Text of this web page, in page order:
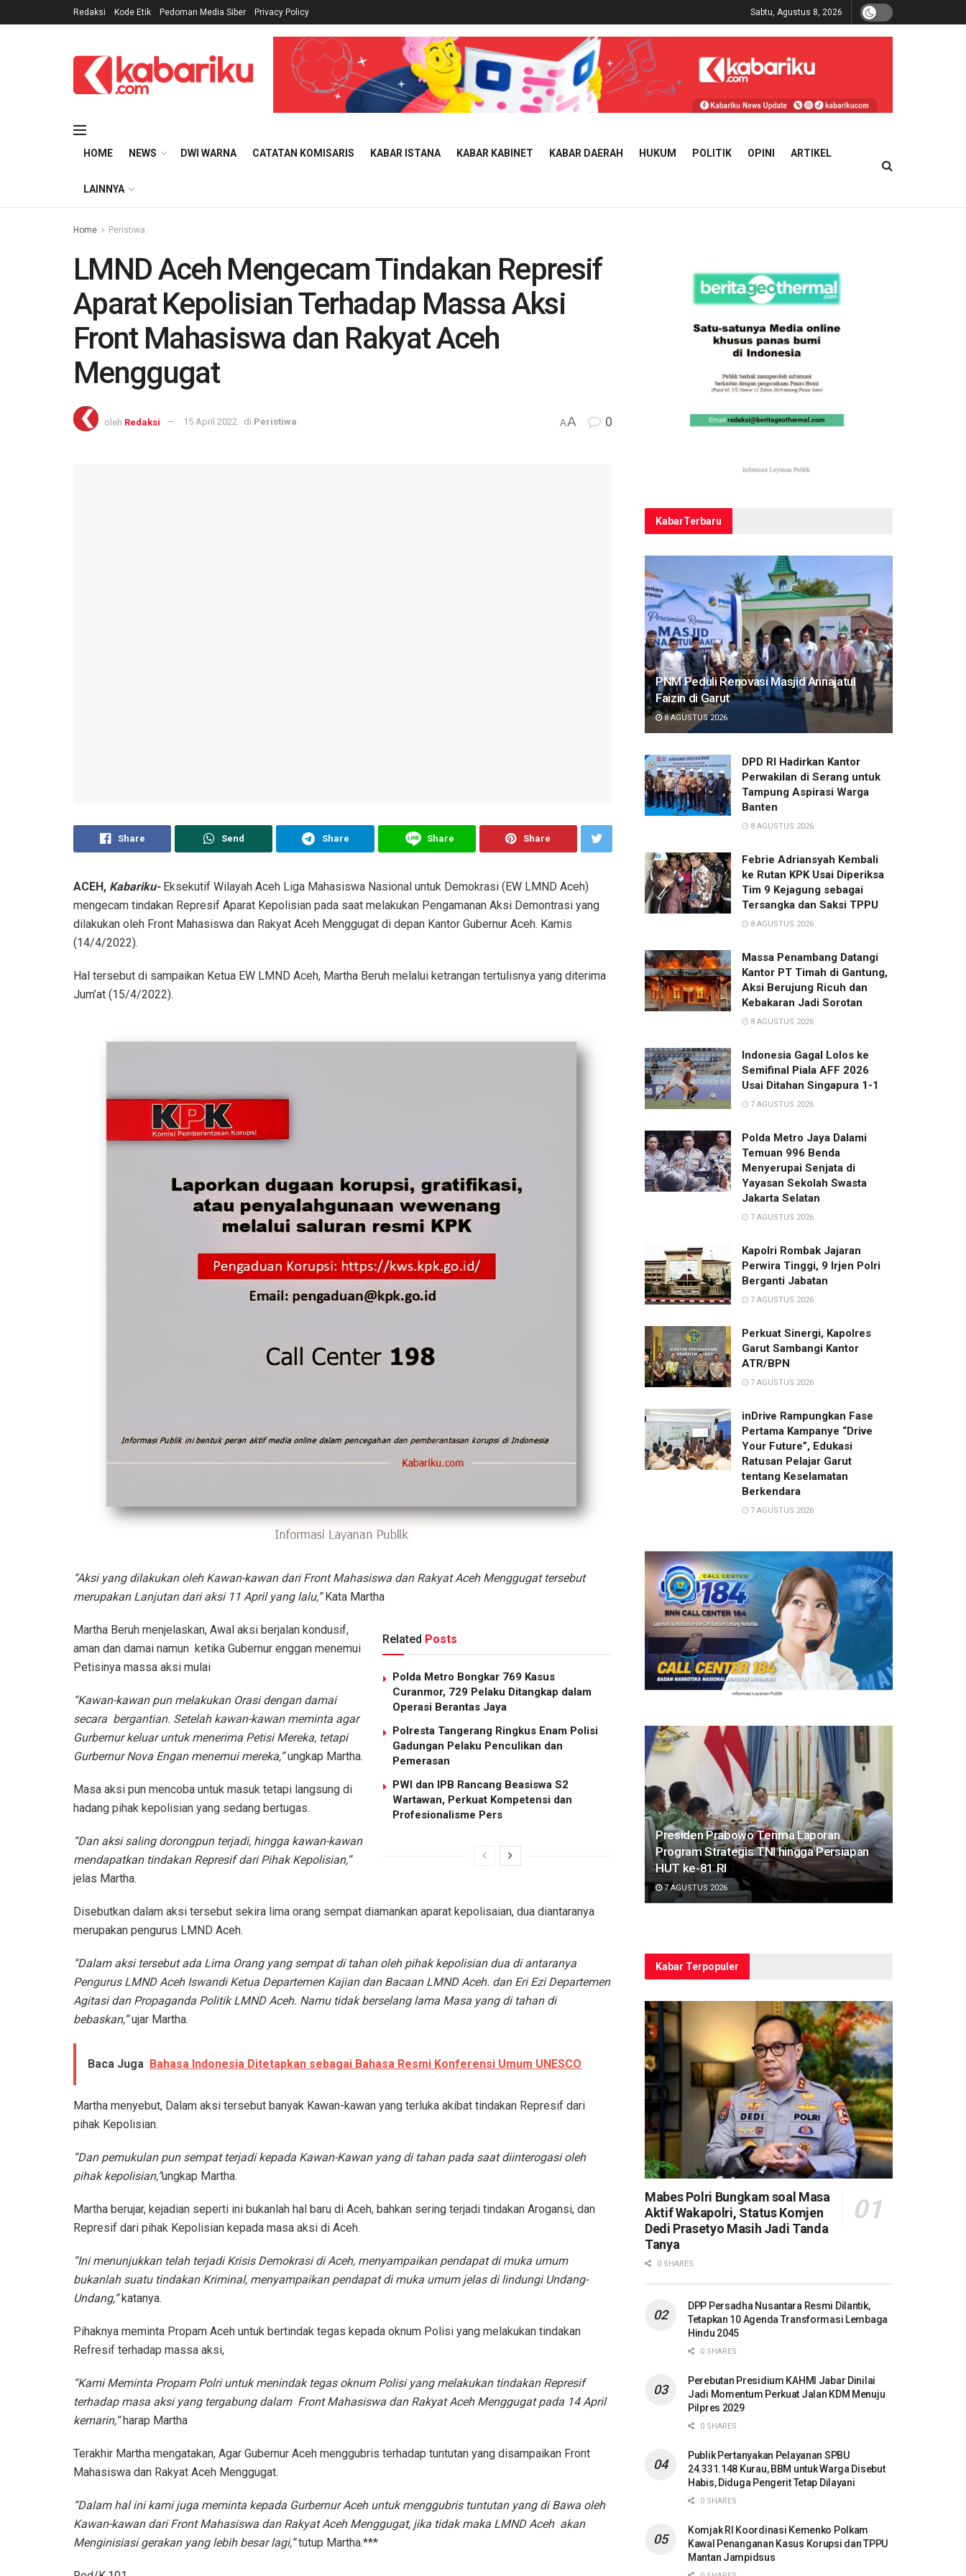
Redaksi Kode Etik Pedoman Media Siber Privacy Policy Sabtu, Agustus 8, 2026
HOME NEWS DWI WARNA CATATAN KOMISARIS KABAR ISTANA KABAR KABINET KABAR DAERAH HUKUM POLITIK OPINI ARTIKEL
LAINNYA
Home Peristiwa
LMND Aceh Mengecam Tindakan Represif
Aparat Kepolisian Terhadap Massa Aksi
Front Mahasiswa dan Rakyat Aceh
Menggugat
oleh Redaksi 15 April 2022 di Peristiwa AA 0
Share Send Share Share Share
ACEH, Kabariku-Eksekutif Wilayah Aceh Liga Mahasiswa Nasional untuk Demokrasi (EW LMND Aceh)
mengecam tindakan Represif Aparat Kepolisian pada saat melakukan Pengamanan Aksi Demontrasi yang
dilakukan oleh Front Mahasiswa dan Rakyat Aceh Menggugat di depan Kantor Gubernur Aceh. Kamis
(14/4/2022).
Hal tersebut di sampaikan Ketua EW LMND Aceh, Martha Beruh melalui ketrangan tertulisnya yang diterima
Jum’at (15/4/2022).
“Aksi yang dilakukan oleh Kawan-kawan dari Front Mahasiswa dan Rakyat Aceh Menggugat tersebut
merupakan Lanjutan dari aksi 11 April yang lalu,”Kata Martha
Related Posts
Polda Metro Bongkar 769 Kasus
Curanmor, 729 Pelaku Ditangkap dalam
Operasi Berantas Jaya
Polresta Tangerang Ringkus Enam Polisi
Gadungan Pelaku Penculikan dan
Pemerasan
PWI dan IPB Rancang Beasiswa S2
Wartawan, Perkuat Kompetensi dan
Profesionalisme Pers
Martha Beruh menjelaskan, Awal aksi berjalan kondusif,
aman dan damai namun ketika Gubernur enggan menemui
Petisinya massa aksi mulai
“Kawan-kawan pun melakukan Orasi dengan damai
secara bergantian. Setelah kawan-kawan meminta agar
Gurbernur keluar untuk menerima Petisi Mereka, tetapi
Gurbernur Nova Engan menemui mereka,”ungkap Martha.
Masa aksi pun mencoba untuk masuk tetapi langsung di
hadang pihak kepolisian yang sedang bertugas.
“Dan aksi saling dorongpun terjadi, hingga kawan-kawan
mendapatkan tindakan Represif dari Pihak Kepolisian,”
jelas Martha.
Disebutkan dalam aksi tersebut sekira lima orang sempat diamankan aparat kepolisaian, dua diantaranya
merupakan pengurus LMND Aceh.
“Dalam aksi tersebut ada Lima Orang yang sempat di tahan oleh pihak kepolisian dua di antaranya
Pengurus LMND Aceh Iswandi Ketua Departemen Kajian dan Bacaan LMND Aceh. dan Eri Ezi Departemen
Agitasi dan Propaganda Politik LMND Aceh. Namu tidak berselang lama Masa yang di tahan di
bebaskan,”ujar Martha.
Baca Juga Bahasa Indonesia Ditetapkan sebagai Bahasa Resmi Konferensi Umum UNESCO
Martha menyebut, Dalam aksi tersebut banyak Kawan-kawan yang terluka akibat tindakan Represif dari
pihak Kepolisian.
“Dan pemukulan pun sempat terjadi kepada Kawan-Kawan yang di tahan pada saat diinterogasi oleh
pihak kepolisian,”ungkap Martha.
Martha berujar, kejadian seperti ini bukanlah hal baru di Aceh, bahkan sering terjadi tindakan Arogansi, dan
Represif dari pihak Kepolisian kepada masa aksi di Aceh.
“Ini menunjukkan telah terjadi Krisis Demokrasi di Aceh, menyampaikan pendapat di muka umum
bukanlah suatu tindakan Kriminal, menyampaikan pendapat di muka umum jelas di lindungi Undang-
Undang,”katanya.
Pihaknya meminta Propam Aceh untuk bertindak tegas kepada oknum Polisi yang melakukan tindakan
Refresif terhadap massa aksi,
“Kami Meminta Propam Polri untuk menindak tegas oknum Polisi yang melakukan tindakan Represif
terhadap masa aksi yang tergabung dalam Front Mahasiswa dan Rakyat Aceh Menggugat pada 14 April
kemarin,”harap Martha
Terakhir Martha mengatakan, Agar Gubernur Aceh menggubris terhadap tuntutan yang disampaikan Front
Mahasiswa dan Rakyat Aceh Menggugat.
“Dalam hal ini kami juga meminta kepada Gurbernur Aceh untuk menggubris tuntutan yang di Bawa oleh
Kawan-kawan dari Front Mahasiswa dan Rakyat Aceh Menggugat, jika tidak maka LMND Aceh akan
Menginisiasi gerakan yang lebih besar lagi,”tutup Martha.***
KabarTerbaru
PNM Peduli Renovasi Masjid Annajatul
Faizin di Garut
8 AGUSTUS 2026
DPD RI Hadirkan Kantor
Perwakilan di Serang untuk
Tampung Aspirasi Warga
Banten
8 AGUSTUS 2026
Febrie Adriansyah Kembali
ke Rutan KPK Usai Diperiksa
Tim 9 Kejagung sebagai
Tersangka dan Saksi TPPU
8 AGUSTUS 2026
Massa Penambang Datangi
Kantor PT Timah di Gantung,
Aksi Berujung Ricuh dan
Kebakaran Jadi Sorotan
8 AGUSTUS 2026
Indonesia Gagal Lolos ke
Semifinal Piala AFF 2026
Usai Ditahan Singapura 1-1
7 AGUSTUS 2026
Polda Metro Jaya Dalami
Temuan 996 Benda
Menyerupai Senjata di
Yayasan Sekolah Swasta
Jakarta Selatan
7 AGUSTUS 2026
Kapolri Rombak Jajaran
Perwira Tinggi, 9 Irjen Polri
Berganti Jabatan
7 AGUSTUS 2026
Perkuat Sinergi, Kapolres
Garut Sambangi Kantor
ATR/BPN
7 AGUSTUS 2026
inDrive Rampungkan Fase
Pertama Kampanye “Drive
Your Future”, Edukasi
Ratusan Pelajar Garut
tentang Keselamatan
Berkendara
7 AGUSTUS 2026
Presiden Prabowo Terima Laporan
Program Strategis TNI hingga Persiapan
HUT ke-81 RI
7 AGUSTUS 2026
Kabar Terpopuler
Mabes Polri Bungkam soal Masa
Aktif Wakapolri, Status Komjen
Dedi Prasetyo Masih Jadi Tanda
Tanya
0 SHARES
DPP Persadha Nusantara Resmi Dilantik,
Tetapkan 10 Agenda Transformasi Lembaga
Hindu 2045
0 SHARES
Perebutan Presidium KAHMI Jabar Dinilai
Jadi Momentum Perkuat Jalan KDM Menuju
Pilpres 2029
0 SHARES
Publik Pertanyakan Pelayanan SPBU
24.331.148 Kurau, BBM untuk Warga Disebut
Habis, Diduga Pengerit Tetap Dilayani
0 SHARES
Komjak RI Koordinasi Kemenko Polkam
Kawal Penanganan Kasus Korupsi dan TPPU
Mantan Jampidsus